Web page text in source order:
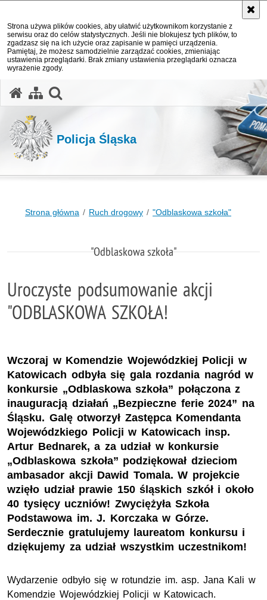
Strona używa plików cookies, aby ułatwić użytkownikom korzystanie z
serwisu oraz do celów statystycznych. Jeśli nie blokujesz tych plików, to
zgadzasz się na ich użycie oraz zapisanie w pamięci urządzenia.
Pamiętaj, że możesz samodzielnie zarządzać cookies, zmieniając
ustawienia przeglądarki. Brak zmiany ustawienia przeglądarki oznacza
wyrażenie zgody.
Policja Śląska
Strona główna Ruch drogowy "Odblaskowa szkoła"
"Odblaskowa szkoła"
Uroczyste podsumowanie akcji
"ODBLASKOWA SZKOŁA!
Wczoraj w Komendzie Wojewódzkiej Policji w
Katowicach odbyła się gala rozdania nagród w
konkursie „Odblaskowa szkoła” połączona z
inauguracją działań „Bezpieczne ferie 2024” na
Śląsku. Galę otworzył Zastępca Komendanta
Wojewódzkiego Policji w Katowicach insp.
Artur Bednarek, a za udział w konkursie
„Odblaskowa szkoła” podziękował dzieciom
ambasador akcji Dawid Tomala. W projekcie
wzięło udział prawie 150 śląskich szkół i około
40 tysięcy uczniów! Zwyciężyła Szkoła
Podstawowa im. J. Korczaka w Górze.
Serdecznie gratulujemy laureatom konkursu i
dziękujemy za udział wszystkim uczestnikom!
Wydarzenie odbyło się w rotundzie im. asp. Jana Kali w
Komendzie Wojewódzkiej Policji w Katowicach.